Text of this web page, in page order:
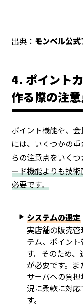
出典： モンベル公式
4. ポイント
作る際の注
ポイント機能や、
には、いくつかの
らの注意点をいくつ
ード機能よりも技
必要です。
システムの選定
実店舗の販売
テム、ポイン
す。そのため
が必要です。ま
サーバへの負
況に柔軟に対
す。